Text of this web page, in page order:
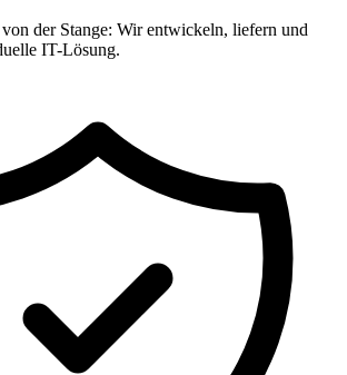
der Stange: Wir entwickeln, liefern und
IT-Lösung.